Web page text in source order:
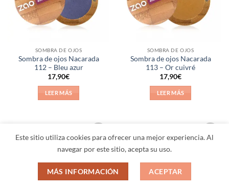
SOMBRA DE OJOS
Sombra de ojos Nacarada
112 – Bleu azur
17,90€
LEER MÁS
SOMBRA DE OJOS
Sombra de ojos Nacarada
113 – Or cuivré
17,90€
LEER MÁS
Añadir
a la
Este sitio utiliza cookies para ofrecer una mejor experiencia. Al
navegar por este sitio, acepta su uso.
MÁS INFORMACIÓN ACEPTAR